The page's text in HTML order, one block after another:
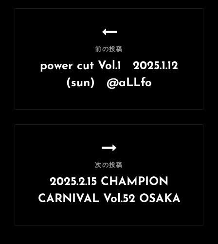
シ
ョ
前の投稿
power cut Vol.1 2025.1.12
(sun) @aLLfo
の
投
次の投稿
2025.2.15 CHAMPION
CARNIVAL Vol.52 OSAKA
の